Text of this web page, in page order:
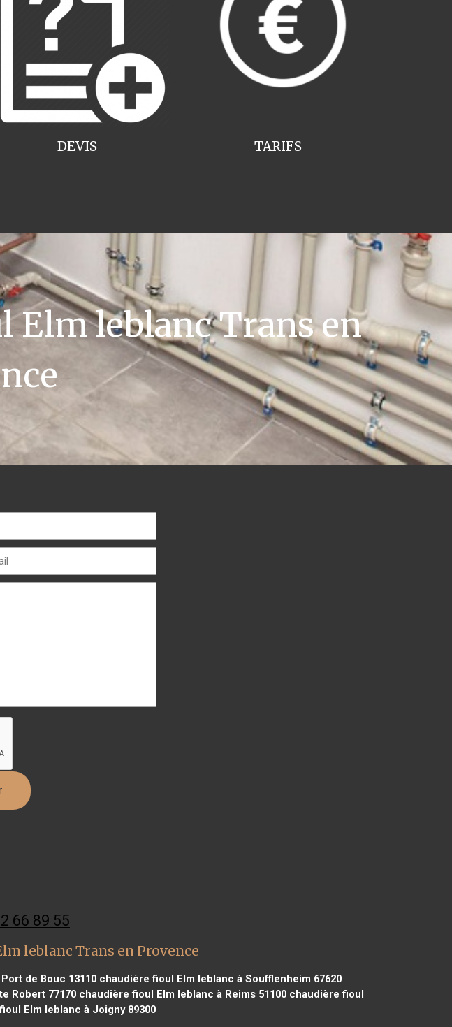
TARIFS
DEVIS
Elm leblanc Trans en
66 89 55
leblanc Trans en Provence
de Bouc 13110chaudière fioul Elm leblanc à Soufflenheim 67620
Robert 77170 chaudière fioul Elm leblanc à Reims 51100 chaudière fioul
Elm leblanc à Joigny 89300